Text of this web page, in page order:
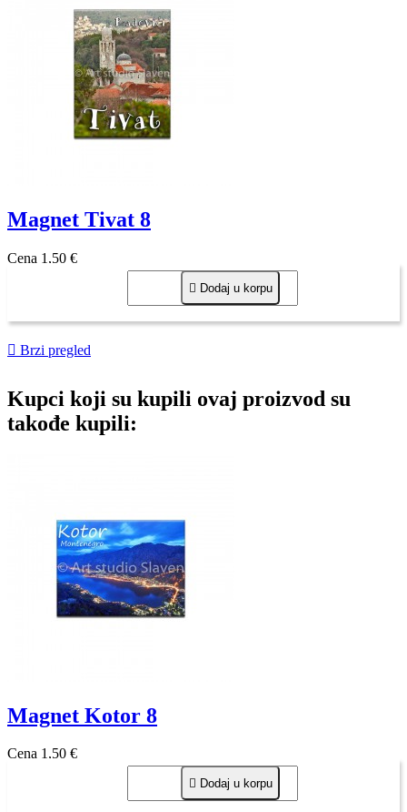
Magnet Tivat 8
Cena 1,50 €
 Dodaj u korpu
 Brzi pregled
Kupci koji su kupili ovaj proizvod su
takođe kupili:
Magnet Kotor 8
Cena 1,50 €
 Dodaj u korpu